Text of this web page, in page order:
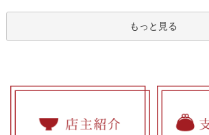
もっと見る